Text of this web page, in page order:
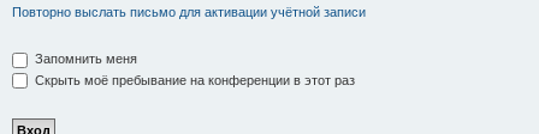
Повторно выслать письмо для активации учётной записи
Запомнить меня
Скрыть моё пребывание на конференции в этот раз